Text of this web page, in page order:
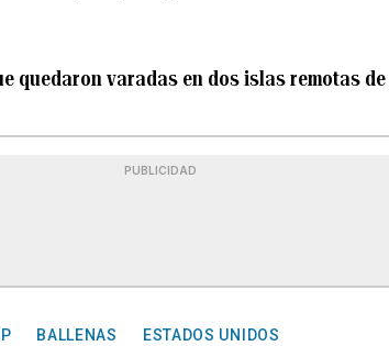
quedaron varadas en dos islas remotas de
PUBLICIDAD
BALLENAS ESTADOS UNIDOS